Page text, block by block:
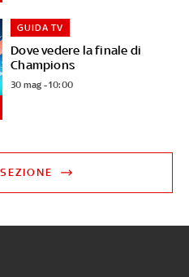
Dove vedere la finale di
Champions
GUIDA TV
30 mag - 10:00